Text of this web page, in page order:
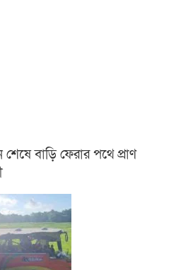
শেষে বাড়ি ফেরার পথে প্রাণ